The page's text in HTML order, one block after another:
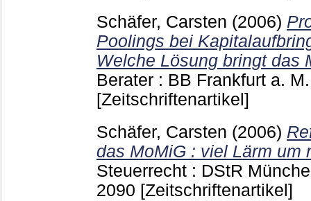
Schäfer, Carsten (2006)
Poolings bei
Welche Lösung bringt das
Berater : BB Frankfurt a.
[Zeitschriftenartikel]
Schäfer, Carsten (2006)
das MoMiG : viel Lärm um
Steuerrecht : DStR
2090 [Zeitschriftenartikel]